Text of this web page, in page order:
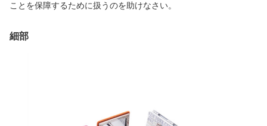
ことを保障するために扱うのを助けなさい。
細部